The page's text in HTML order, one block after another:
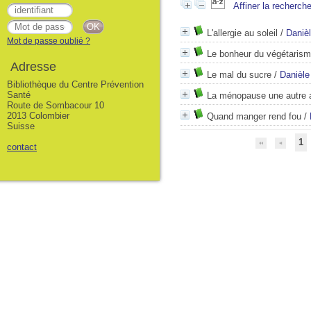
Affiner la recherche
L'allergie au soleil /
Le bonheur du
Le mal du sucre /
La ménopause une autre
Quand manger rend fou /
1
Mot de passe oublié ?
Adresse
Bibliothèque du Centre Prévention
Santé
Route de Sombacour 10
2013 Colombier
Suisse
contact